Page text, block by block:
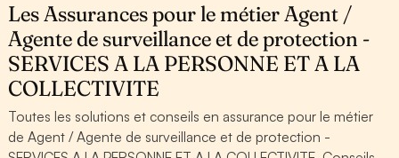
Les Assurances pour le métier Agent /
Agente de surveillance et de protection -
SERVICES A LA PERSONNE ET A LA
COLLECTIVITE
Toutes les solutions et conseils en assurance pour le métier
de Agent / Agente de surveillance et de protection -